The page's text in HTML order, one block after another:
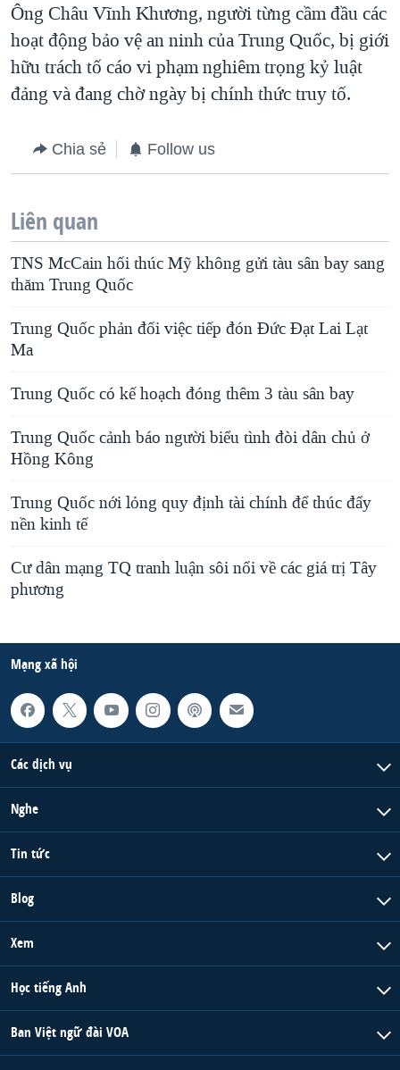
Ông Châu Vĩnh Khương, người từng cầm đầu các
hoạt động bảo vệ an ninh của Trung Quốc, bị giới
hữu trách tố cáo vi phạm nghiêm trọng kỷ luật
đảng và đang chờ ngày bị chính thức truy tố.
Chia sẻ Follow us
Liên quan
TNS McCain hối thúc Mỹ không gửi tàu sân bay sang
thăm Trung Quốc
Trung Quốc phản đối việc tiếp đón Đức Đạt Lai Lạt
Ma
Trung Quốc có kế hoạch đóng thêm 3 tàu sân bay
Trung Quốc cảnh báo người biểu tình đòi dân chủ ở
Hồng Kông
Trung Quốc nới lỏng quy định tài chính để thúc đẩy
nền kinh tế
Cư dân mạng TQ tranh luận sôi nổi về các giá trị Tây
phương
Mạng xã hội
Các dịch vụ
Nghe
Tin tức
Blog
Xem
Học tiếng Anh
Ban Việt ngữ đài VOA